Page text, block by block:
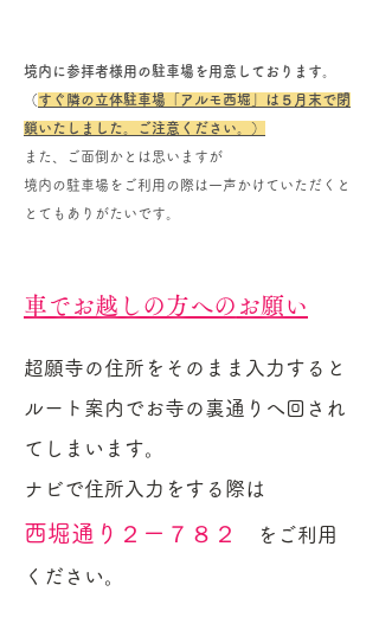
​境内に参拝者様用の駐車場を用意しております。
​（すぐ隣の立体駐車場「アルモ西堀」は５月末で閉
鎖いたしました。ご注意ください。​）
また、ご面倒かとは思いますが
境内の駐車場をご利用の際は一声かけていただくと
​とてもありがたいです。
車でお越しの方への お願い
超願寺の住所をそのまま入力すると
ルート案内でお寺の裏通りへ回され
てしまいます。
ナビで住所入力をする際は
西堀通り２ー７８２ をご利用
ください。